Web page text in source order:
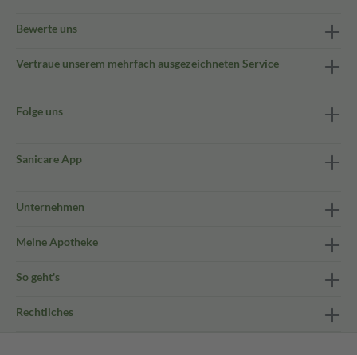
Bewerte uns
Vertraue unserem mehrfach ausgezeichneten Service
Folge uns
Sanicare App
Unternehmen
Meine Apotheke
So geht's
Rechtliches